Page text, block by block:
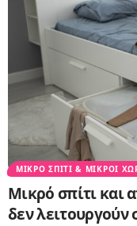
ΜΙΚΡΌ ΣΠΊΤΙ & ΜΙΚΡΟΊ
Μικρό σπίτι και
δεν λειτουργούν